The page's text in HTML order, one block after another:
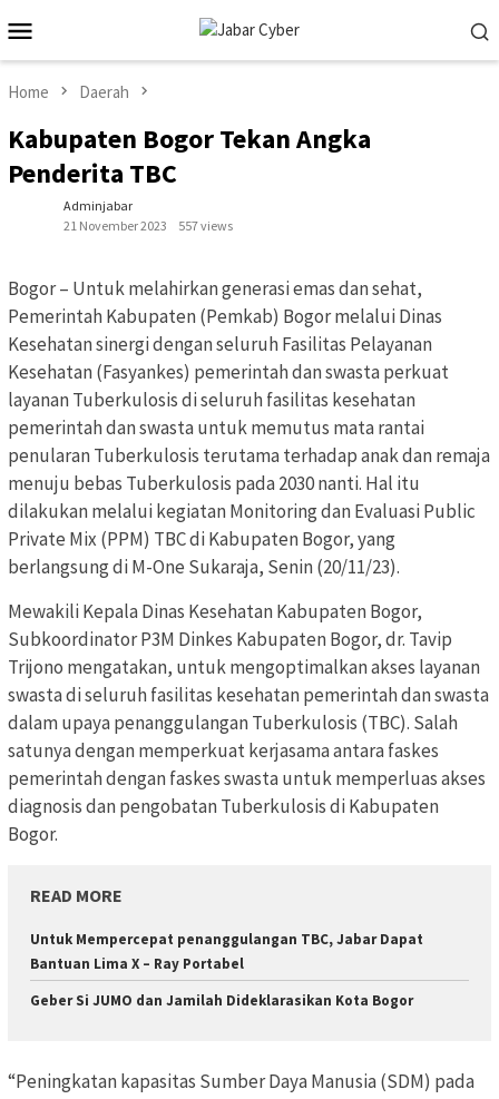
to
contentMenu
Home Daerah
Kabupaten Bogor Tekan Angka
Penderita TBC
Adminjabar
21 November 2023
557 views
Bogor – Untuk melahirkan generasi emas dan sehat,
Pemerintah Kabupaten (Pemkab) Bogor melalui Dinas
Kesehatan sinergi dengan seluruh Fasilitas Pelayanan
Kesehatan (Fasyankes) pemerintah dan swasta perkuat
layanan Tuberkulosis di seluruh fasilitas kesehatan
pemerintah dan swasta untuk memutus mata rantai
penularan Tuberkulosis terutama terhadap anak dan remaja
menuju bebas Tuberkulosis pada 2030 nanti. Hal itu
dilakukan melalui kegiatan Monitoring dan Evaluasi Public
Private Mix (PPM) TBC di Kabupaten Bogor, yang
berlangsung di M-One Sukaraja, Senin (20/11/23).
Mewakili Kepala Dinas Kesehatan Kabupaten Bogor,
Subkoordinator P3M Dinkes Kabupaten Bogor, dr. Tavip
Trijono mengatakan, untuk mengoptimalkan akses layanan
swasta di seluruh fasilitas kesehatan pemerintah dan swasta
dalam upaya penanggulangan Tuberkulosis (TBC). Salah
satunya dengan memperkuat kerjasama antara faskes
pemerintah dengan faskes swasta untuk memperluas akses
diagnosis dan pengobatan Tuberkulosis di Kabupaten
Bogor.
READ MORE
Untuk Mempercepat penanggulangan TBC, Jabar Dapat
Bantuan Lima X – Ray Portabel
Geber Si JUMO dan Jamilah Dideklarasikan Kota Bogor
“Peningkatan kapasitas Sumber Daya Manusia (SDM) pada